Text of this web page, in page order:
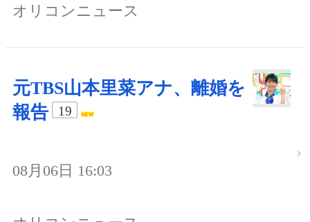
オリコンニュース
元TBS山本里菜アナ、離婚を
報告
19
08月06日 16:03